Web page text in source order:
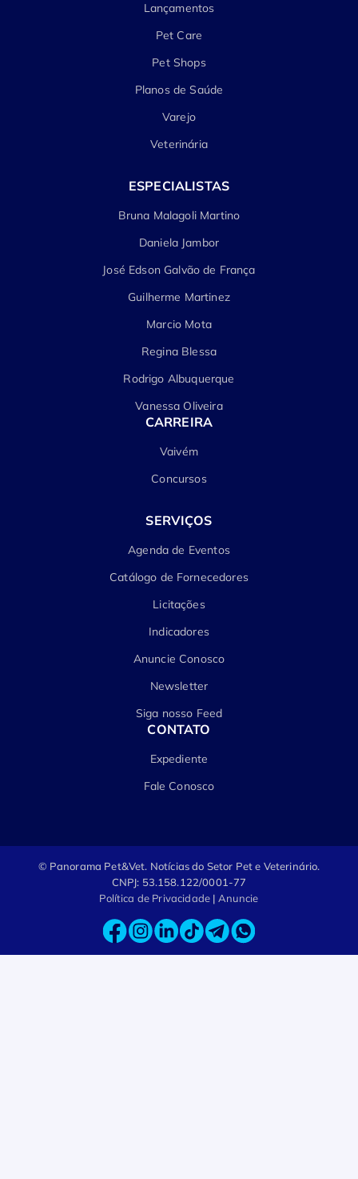
Lançamentos
Pet Care
Pet Shops
Planos de Saúde
Varejo
Veterinária
ESPECIALISTAS
Bruna Malagoli Martino
Daniela Jambor
José Edson Galvão de França
Guilherme Martinez
Marcio Mota
Regina Blessa
Rodrigo Albuquerque
Vanessa Oliveira
CARREIRA
Vaivém
Concursos
SERVIÇOS
Agenda de Eventos
Catálogo de Fornecedores
Licitações
Indicadores
Anuncie Conosco
Newsletter
Siga nosso Feed
CONTATO
Expediente
Fale Conosco
© Panorama Pet&Vet. Notícias do Setor Pet e Veterinário.
CNPJ: 53.158.122/0001-77
Política de Privacidade | Anuncie